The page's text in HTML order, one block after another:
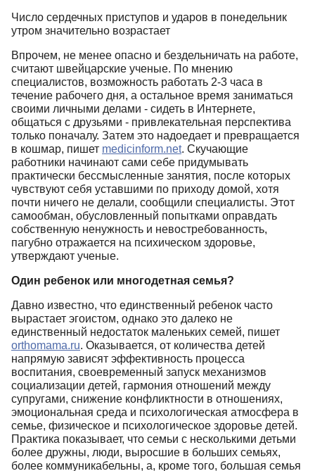
Число сердечных приступов и ударов в понедельник
утром значительно возрастает
Впрочем, не менее опасно и бездельничать на работе,
считают швейцарские ученые. По мнению
специалистов, возможность работать 2-3 часа в
течение рабочего дня, а остальное время заниматься
своими личными делами - сидеть в Интернете,
общаться с друзьями - привлекательная перспектива
только поначалу. Затем это надоедает и превращается
в кошмар, пишет medicinform.net. Скучающие
работники начинают сами себе придумывать
практически бессмысленные занятия, после которых
чувствуют себя уставшими по приходу домой, хотя
почти ничего не делали, сообщили специалисты. Этот
самообман, обусловленный попытками оправдать
собственную ненужность и невостребованность,
пагубно отражается на психическом здоровье,
утверждают ученые.
Один ребенок или многодетная семья?
Давно известно, что единственный ребенок часто
вырастает эгоистом, однако это далеко не
единственный недостаток маленьких семей, пишет
orthomama.ru. Оказывается, от количества детей
напрямую зависят эффективность процесса
воспитания, своевременный запуск механизмов
социализации детей, гармония отношений между
супругами, снижение конфликтности в отношениях,
эмоциональная среда и психологическая атмосфера в
семье, физическое и психологическое здоровье детей.
Практика показывает, что семьи с несколькими детьми
более дружны, люди, выросшие в больших семьях,
более коммуникабельны, а, кроме того, большая семья